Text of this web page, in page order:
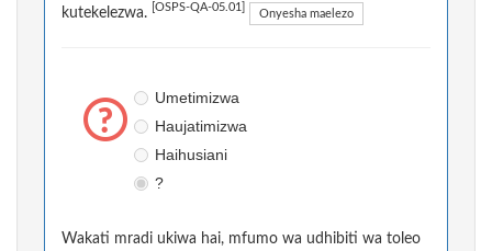
kutekelezwa.
[OSPS-QA-05.01] Onyesha maelezo
Umetimizwa
Haujatimizwa
Haihusiani
?
Wakati mradi ukiwa hai, mfumo wa udhibiti wa toleo